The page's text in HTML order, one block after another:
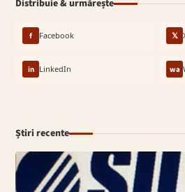
Distribuie & urmărește
f Facebook 𝕏
in LinkedIn wa
Știri recente